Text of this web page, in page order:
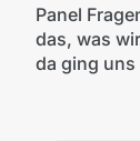
Panel
das, was
da ging uns